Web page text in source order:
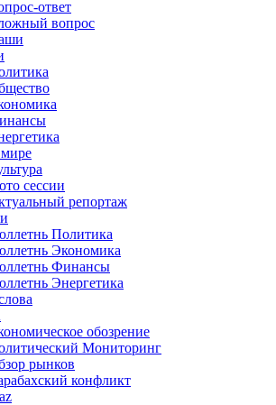
ответ
вопрос
сессии
репортаж
Политика
Экономика
Финансы
Энергетика
обозрение
Мониторинг
рынков
конфликт